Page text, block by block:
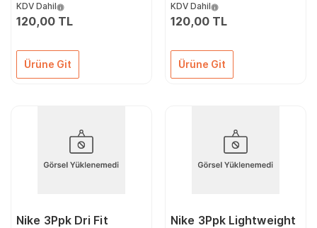
KDV Dahil
120,00 TL
Ürüne Git
KDV Dahil
120,00 TL
Ürüne Git
Nike 3Ppk Dri Fit
Nike 3Ppk Lightweight